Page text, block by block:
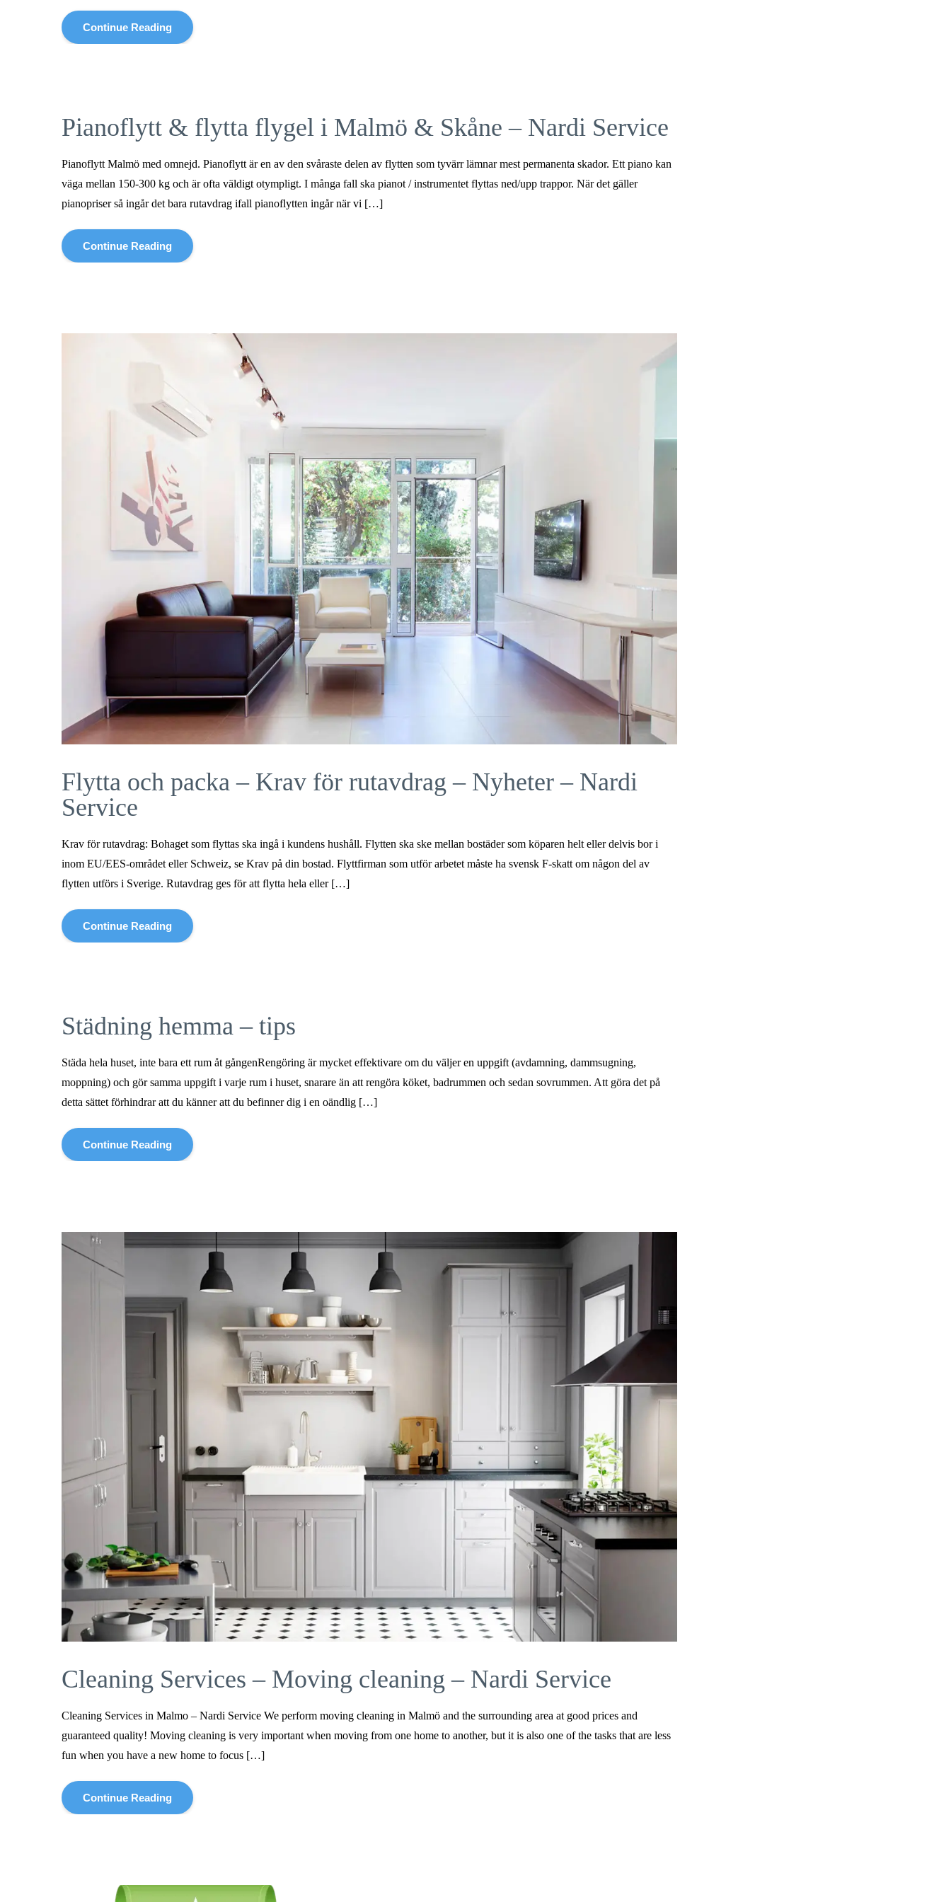
Continue Reading
Pianoflytt & flytta flygel i Malmö & Skåne – Nardi Service
Pianoflytt Malmö med omnejd. Pianoflytt är en av den svåraste delen av flytten som tyvärr lämnar mest permanenta skador. Ett piano kan
väga mellan 150-300 kg och är ofta väldigt otympligt. I många fall ska pianot / instrumentet flyttas ned/upp trappor. När det gäller
pianopriser så ingår det bara rutavdrag ifall pianoflytten ingår när vi […]
Continue Reading
Flytta och packa – Krav för rutavdrag – Nyheter – Nardi
Service
Krav för rutavdrag: Bohaget som flyttas ska ingå i kundens hushåll. Flytten ska ske mellan bostäder som köparen helt eller delvis bor i
inom EU/EES-området eller Schweiz, se Krav på din bostad. Flyttfirman som utför arbetet måste ha svensk F-skatt om någon del av
flytten utförs i Sverige. Rutavdrag ges för att flytta hela eller […]
Continue Reading
Städning hemma – tips
Städa hela huset, inte bara ett rum åt gångenRengöring är mycket effektivare om du väljer en uppgift (avdamning, dammsugning,
moppning) och gör samma uppgift i varje rum i huset, snarare än att rengöra köket, badrummen och sedan sovrummen. Att göra det på
detta sättet förhindrar att du känner att du befinner dig i en oändlig […]
Continue Reading
Cleaning Services – Moving cleaning – Nardi Service
Cleaning Services in Malmo – Nardi Service We perform moving cleaning in Malmö and the surrounding area at good prices and
guaranteed quality! Moving cleaning is very important when moving from one home to another, but it is also one of the tasks that are less
fun when you have a new home to focus […]
Continue Reading